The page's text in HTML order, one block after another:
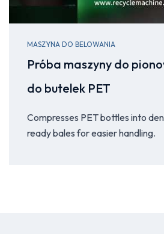
MASZYNA DO BELOWANIA
Próba maszyny do
do butelek PET
Compresses PET bottles into
ready bales for easier handling.